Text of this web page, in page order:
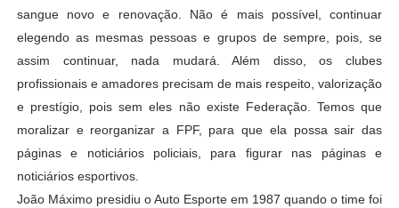
sangue novo e renovação. Não é mais possível, continuar
elegendo as mesmas pessoas e grupos de sempre, pois, se
assim continuar, nada mudará. Além disso, os clubes
profissionais e amadores precisam de mais respeito, valorização
e prestígio, pois sem eles não existe Federação. Temos que
moralizar e reorganizar a FPF, para que ela possa sair das
páginas e noticiários policiais, para figurar nas páginas e
noticiários esportivos.
João Máximo presidiu o Auto Esporte em 1987 quando o time foi